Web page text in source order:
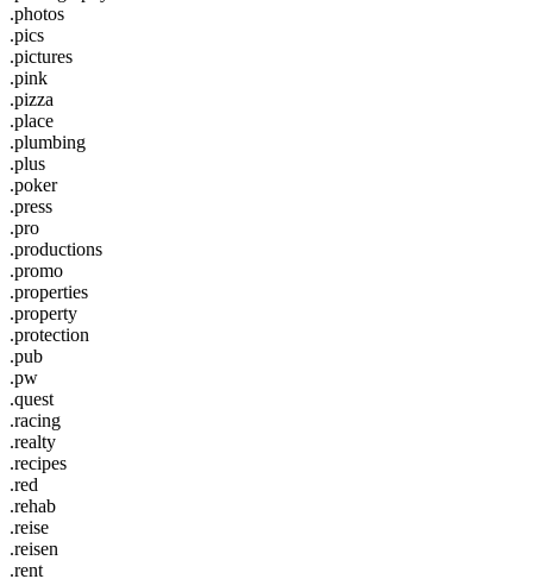
.photos
.pics
.pictures
.pink
.pizza
.place
.plumbing
.plus
.poker
.press
.pro
.productions
.promo
.properties
.property
.protection
.pub
.pw
.quest
.racing
.realty
.recipes
.red
.rehab
.reise
.reisen
.rent